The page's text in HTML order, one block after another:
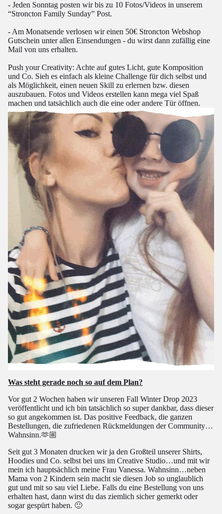
- Jeden Sonntag posten wir bis zu 10 Fotos/Videos in unserem
“Stroncton Family Sunday” Post.
- Am Monatsende verlosen wir einen 50€ Stroncton Webshop
Gutschein unter allen Einsendungen - du wirst dann zufällig eine
Mail von uns erhalten.
Push your Creativity: Achte auf gutes Licht, gute Komposition
und Co. Sieh es einfach als kleine Challenge für dich selbst und
als Möglichkeit, einen neuen Skill zu erlernen bzw. diesen
auszubauen. Fotos und Videos erstellen kann mega viel Spaß
machen und tatsächlich auch die eine oder andere Tür öffnen.
Was steht gerade noch so auf dem Plan?
Vor gut 2 Wochen haben wir unseren Fall Winter Drop 2023
veröffentlicht und ich bin tatsächlich so super dankbar, dass dieser
so gut angekommen ist. Das positive Feedback, die ganzen
Bestellungen, die zufriedenen Rückmeldungen der Community…
Wahnsinn.🫶🏼
Seit gut 3 Monaten drucken wir ja den Großteil unserer Shirts,
Hoodies und Co. selbst bei uns im Creative Studio…und mit wir
mein ich hauptsächlich meine Frau Vanessa. Wahnsinn…neben
Mama von 2 Kindern sein macht sie diesen Job so unglaublich
gut und mit so sau viel Liebe. Falls du eine Bestellung von uns
erhalten hast, dann wirst du das ziemlich sicher gemerkt oder
sogar gespürt haben. 🙂